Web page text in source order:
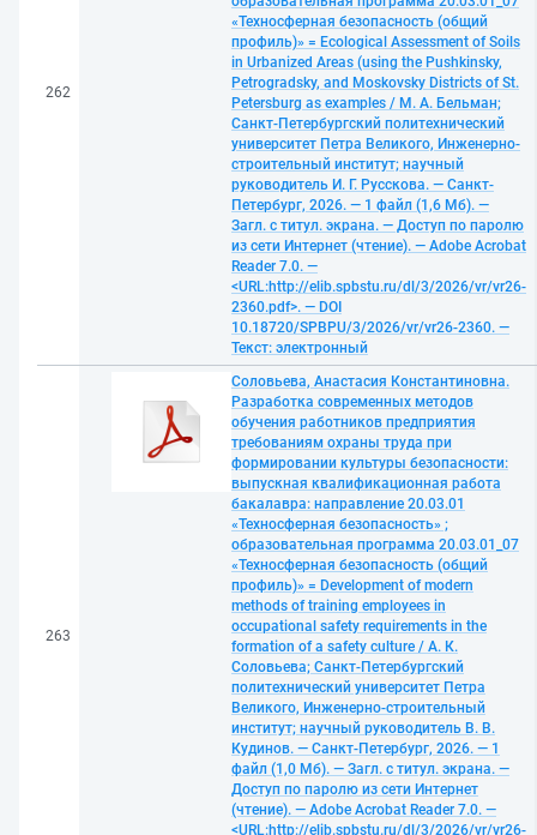
262
«Техносферная безопасность (общий
профиль)» = Ecological Assessment of Soils
in Urbanized Areas (using the Pushkinsky,
Petrogradsky, and Moskovsky Districts of St.
Petersburg as examples / М. А. Бельман;
Санкт-Петербургский политехнический
университет Петра Великого, Инженерно-
строительный институт; научный
руководитель И. Г. Русскова. — Санкт-
Петербург, 2026. — 1 файл (1,6 Мб). —
Загл. с титул. экрана. — Доступ по паролю
из сети Интернет (чтение). — Adobe Acrobat
Reader 7.0. —
<URL:http://elib.spbstu.ru/dl/3/2026/vr/vr26-
2360.pdf>. — DOI
10.18720/SPBPU/3/2026/vr/vr26-2360. —
Текст: электронный
263
Соловьева, Анастасия Константиновна.
Разработка современных методов
обучения работников предприятия
требованиям охраны труда при
формировании культуры безопасности:
выпускная квалификационная работа
бакалавра: направление 20.03.01
«Техносферная безопасность» ;
образовательная программа 20.03.01_07
«Техносферная безопасность (общий
профиль)» = Development of modern
methods of training employees in
occupational safety requirements in the
formation of a safety culture / А. К.
Соловьева; Санкт-Петербургский
политехнический университет Петра
Великого, Инженерно-строительный
институт; научный руководитель В. В.
Кудинов. — Санкт-Петербург, 2026. — 1
файл (1,0 Мб). — Загл. с титул. экрана. —
Доступ по паролю из сети Интернет
(чтение). — Adobe Acrobat Reader 7.0. —
<URL:http://elib.spbstu.ru/dl/3/2026/vr/vr26-